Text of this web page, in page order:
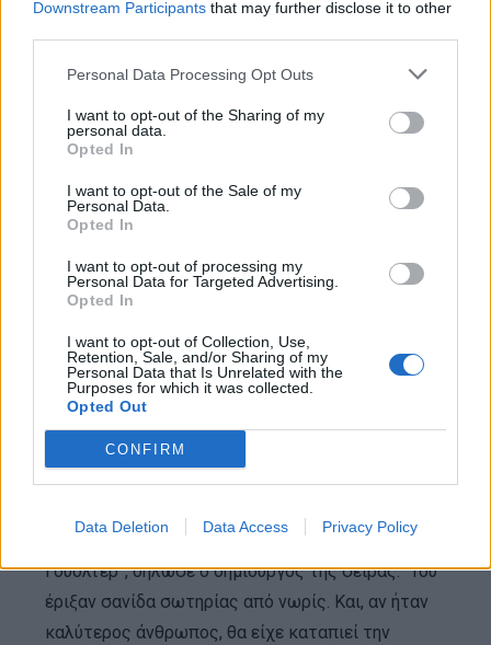
Downstream Participants that may further disclose it to other
Personal Data Processing Opt Outs
I want to opt-out of the Sharing of my
personal data.
Opted In
I want to opt-out of the Sale of my
Personal Data.
Opted In
I want to opt-out of processing my
Personal Data for Targeted Advertising.
Opted In
I want to opt-out of Collection, Use,
Retention, Sale, and/or Sharing of my
Personal Data that Is Unrelated with the
Purposes for which it was collected.
Opted Out
CONFIRM
Data Deletion Data Access Privacy Policy
– μέσα από την οπτική του Γουόλτ.
“Αντιλαμβάνομαι εκ των υστέρων ότι η σειρά
ήταν στημένη, με την έννοια ότι η αφήγηση ήταν
αποκλειστικά μέσα από τα μάτια του Γουόλτ,
[Αλλά] ακόμη και ο Γκας, που ήταν ο εχθρός του
Γουόλτ, δεν μισήθηκε όσο η Σκάιλερ. Είναι
περίεργο πράγμα. Εξακολουθώ να το σκέφτομαι
όλα αυτά τα χρόνια.”
Και ενώ ο Γουόλτερ Γουάιτ παραμένει μια
λατρευτική φιγούρα μεταξύ των θαυμαστών του
“Breaking Bad”, ο Γκίλιγκαν έχει διαφορετική
τόσο λιγότερη συμπάθεια τρέφω για τον
Γουόλτερ”, δήλωσε ο δημιουργός της σειράς. “Του
έριξαν σανίδα σωτηρίας από νωρίς. Και, αν ήταν
καλύτερος άνθρωπος, θα είχε καταπιεί την